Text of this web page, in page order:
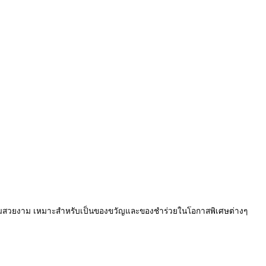
ยงาม เหมาะสำหรับเป็นของขวัญและของชำร่วยในโอกาสพิเศษต่างๆ